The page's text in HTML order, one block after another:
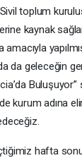
toplum
kaynak
amacıyla
da geleceğin
kurum adına
hafta